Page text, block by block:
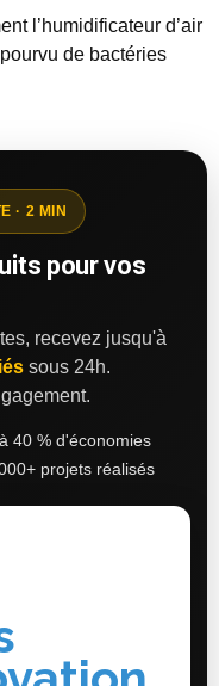
l’humidificateur d’air
de bactéries
· 2 MIN
pour vos
recevez jusqu'à
sous 24h.
40 % d'économies
projets réalisés